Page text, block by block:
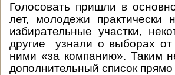
Голосовать пришли в
лет, молодежи
избирательные участки,
другие узнали о выборах
ними «за компанию». Таким
дополнительный список